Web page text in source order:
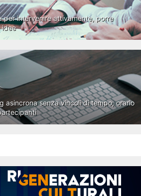
per intervenire attivamente, porre
idee
asincrona senza vincoli di tempo, orario